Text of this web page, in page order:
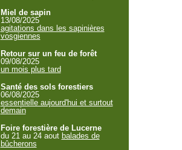
Miel de sapin
13/08/2025
agitations dans les sapinières
vosgiennes
Retour sur un feu de forêt
09/08/2025
un mois plus tard
Santé des sols forestiers
06/08/2025
essentielle aujourd'hui et surtout
demain
Foire forestière de Lucerne
du 21 au 24 aout balades de
bûcherons